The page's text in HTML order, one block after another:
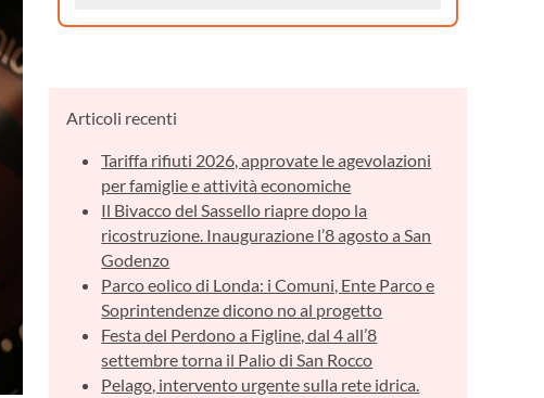
Articoli recenti
Tariffa rifiuti 2026, approvate le agevolazioni
per famiglie e attività economiche
Il Bivacco del Sassello riapre dopo la
ricostruzione. Inaugurazione l’8 agosto a San
Godenzo
Parco eolico di Londa: i Comuni, Ente Parco e
Soprintendenze dicono no al progetto
Festa del Perdono a Figline, dal 4 all’8
settembre torna il Palio di San Rocco
Pelago, intervento urgente sulla rete idrica.